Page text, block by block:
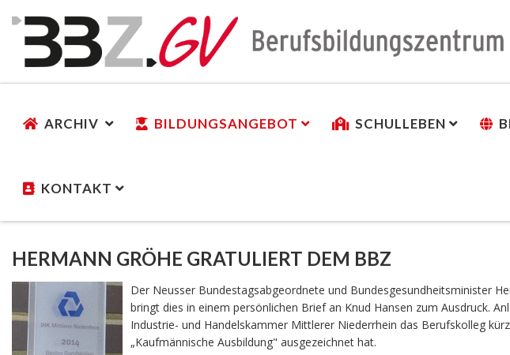
ARCHIV BILDUNGSANGEBOT SCHULLEBEN
KONTAKT
HERMANN GRÖHE GRATULIERT DEM BBZ
Der Neusser Bundestagsabgeordnete und Bundesgesundheitsminister
bringt dies in einem persönlichen Brief an Knud Hansen zum Ausdruck.
Industrie- und Handelskammer Mittlerer Niederrhein das Berufskolleg
„Kaufmännische Ausbildung" ausgezeichnet hat.